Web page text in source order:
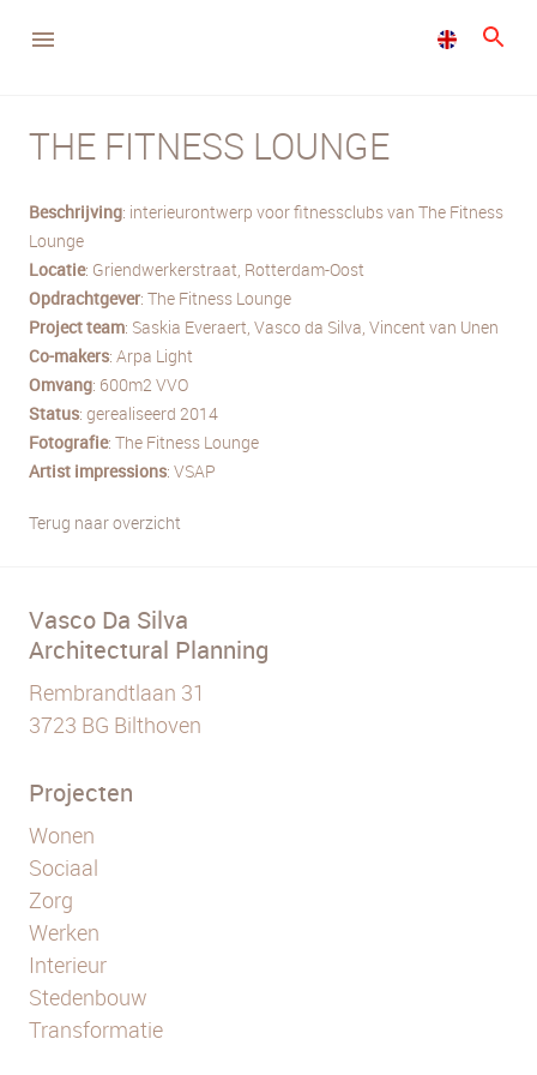
THE FITNESS LOUNGE
Beschrijving: interieurontwerp voor fitnessclubs van The Fitness
Lounge
Locatie: Griendwerkerstraat, Rotterdam-Oost
Opdrachtgever: The Fitness Lounge
Project team: Saskia Everaert, Vasco da Silva, Vincent van Unen
Co-makers: Arpa Light
Omvang: 600m2 VVO
Status: gerealiseerd 2014
Fotografie: The Fitness Lounge
Artist impressions: VSAP
Terug naar overzicht
Vasco Da Silva
Architectural Planning
Rembrandtlaan 31
3723 BG Bilthoven
Projecten
Wonen
Sociaal
Zorg
Werken
Interieur
Stedenbouw
Transformatie